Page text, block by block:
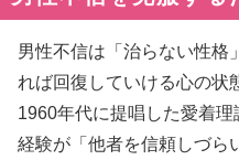
男性不信は「治らない性格
れば回復していける心の状
1960年代に提唱した愛着
経験が「他者を信頼しづら